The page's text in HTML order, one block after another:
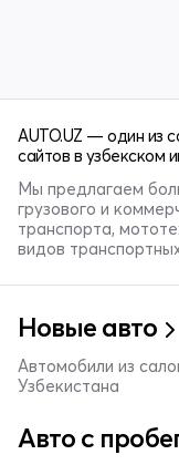
AUTO.UZ — один из
сайтов в узбекском
Мы предлагаем
грузового и
транспорта,
видов
Новые авто
Автомобили из
Узбекистана
Авто с